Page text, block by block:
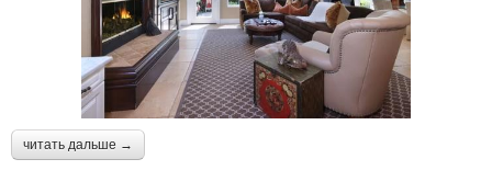
читать дальше →